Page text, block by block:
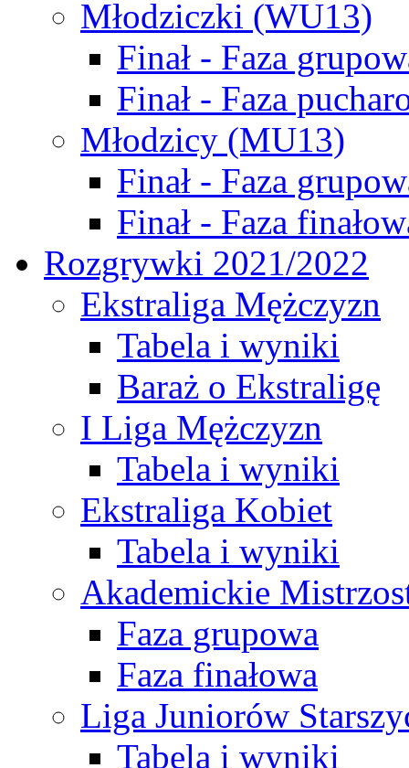
Młodziczki (WU13)
Finał - Faza
Finał - Faza
Młodzicy (MU13)
Finał - Faza
Finał - Faza
Rozgrywki 2021/2022
Ekstraliga Mężczyzn
Tabela i wyniki
Baraż o Ekstraligę
I Liga Mężczyzn
Tabela i wyniki
Ekstraliga Kobiet
Tabela i wyniki
Akademickie
Faza grupowa
Faza finałowa
Liga Juniorów
Tabela i wyniki